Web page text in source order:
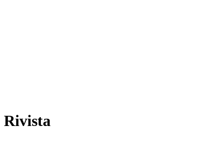
Rivista